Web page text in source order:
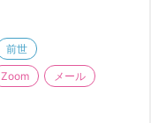
前世
Zoom メール